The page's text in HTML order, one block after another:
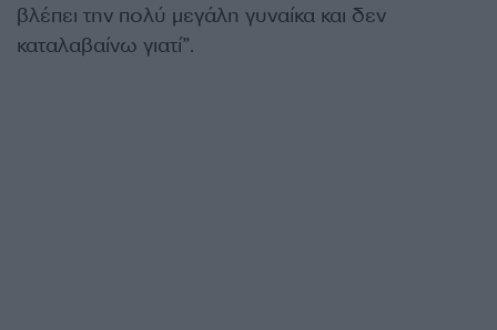
βλέπει την πολύ μεγάλη γυναίκα και δεν
καταλαβαίνω γιατί”.